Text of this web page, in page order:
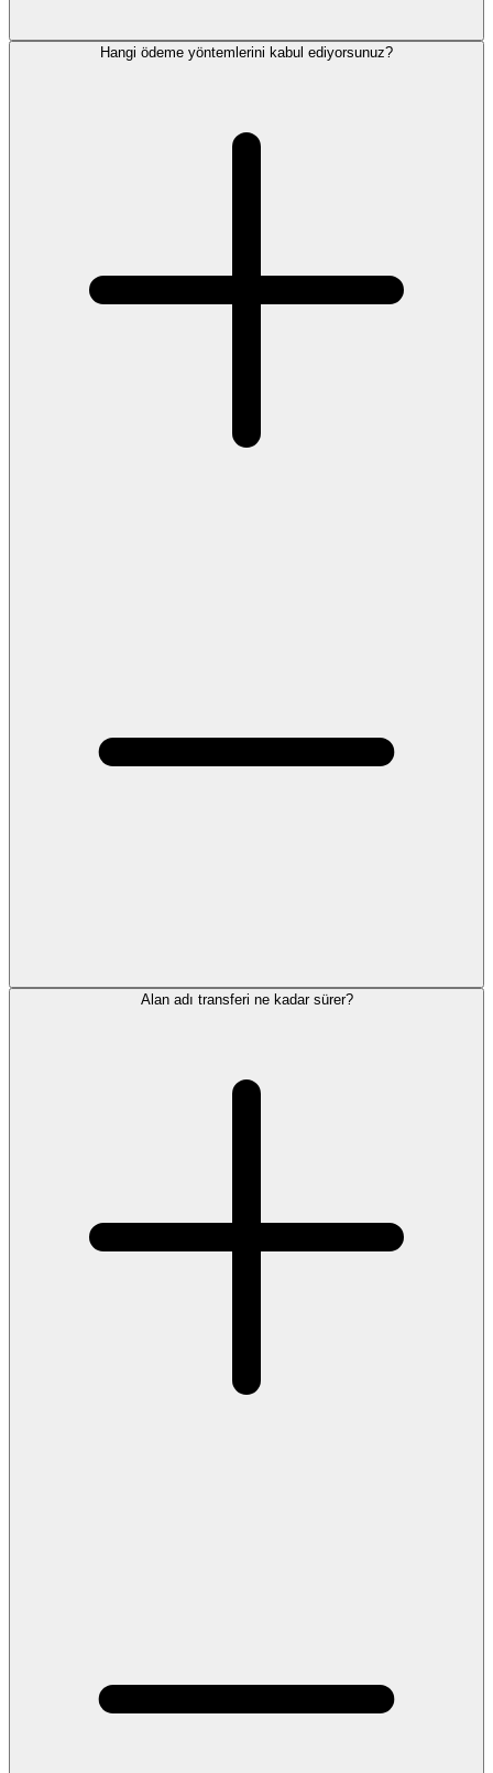
Hangi ödeme yöntemlerini kabul ediyorsunuz?
Alan adı transferi ne kadar sürer?